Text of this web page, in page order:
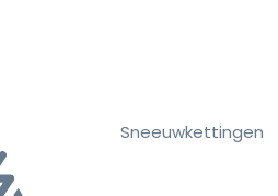
Sneeuwkettingen